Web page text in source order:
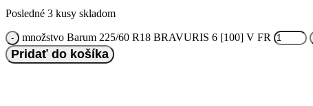
Posledné 3 kusy skladom
množstvo Barum 225/60 R18 BRAVURIS 6 [100] V FR
Pridať do košíka